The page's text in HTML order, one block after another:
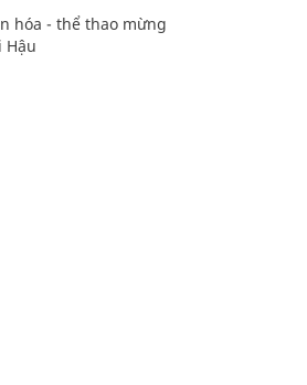
hóa - thể thao mừng
Hậu